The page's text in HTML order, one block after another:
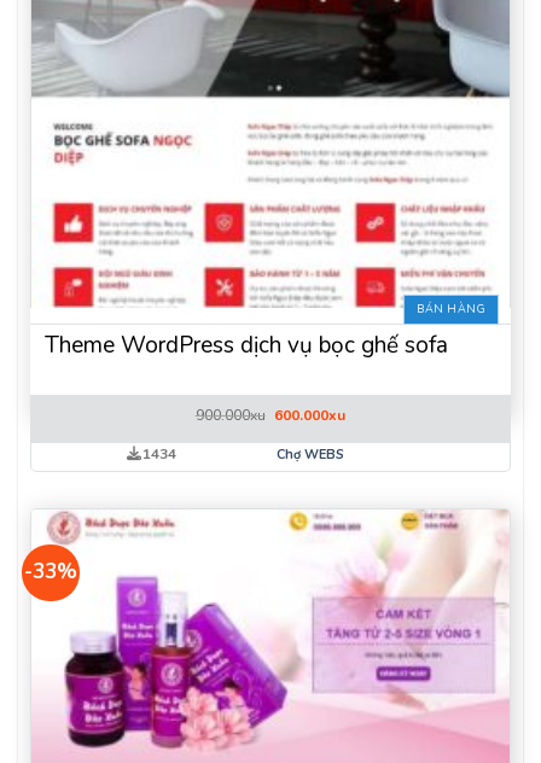
BÁN HÀNG
Theme WordPress dịch vụ bọc ghế sofa
900.000xu Giá
là:
900.000xu.
600.000xuGiá
tại
1434 Chợ WEBS
-33%